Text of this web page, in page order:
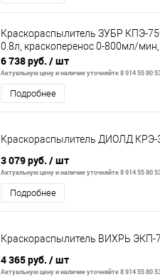
Краскораспылитель ЗУБР КПЭ-
0.8л, краскоперенос 0-800мл/
6 738 руб. / шт
Актуальную цену и наличие уточняйте 8 914 55 80
Подробнее
Краскораспылитель ДИОЛД КРЭ-
3 079 руб. / шт
Актуальную цену и наличие уточняйте 8 914 55 80
Подробнее
Краскораспылитель ВИХРЬ ЭКП-
4 365 руб. / шт
Актуальную цену и наличие уточняйте 8 914 55 80